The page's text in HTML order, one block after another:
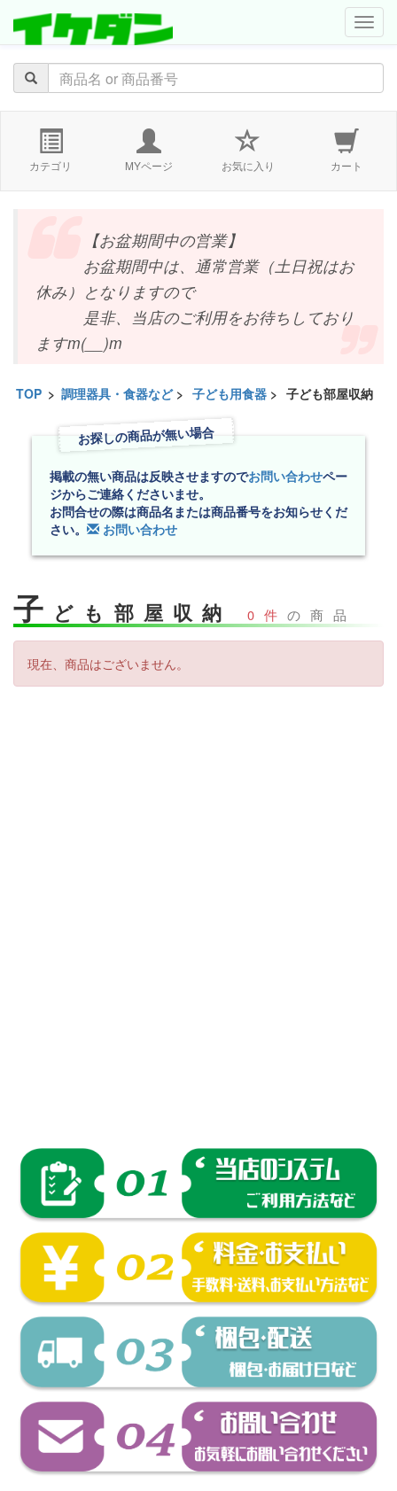
カテゴリ MYページ お気に入り カート
【お盆期間中の営業】
お盆期間中は、通常営業（土日祝はお
休み）となりますので
是非、当店のご利用をお待ちしており
ますm(__)m
TOP > 調理器具・食器など> 子ども用食器 > 子ども部屋収納
お探しの商品が無い場合
掲載の無い商品は反映させますのでお問い合わせペー
ジからご連絡くださいませ。
お問合せの際は商品名または商品番号をお知らせくだ
さい。
お問い合わせ
子 ども部屋収納 0件の商品
現在、商品はございません。